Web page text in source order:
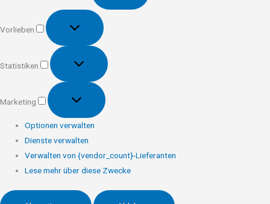
Vorlieben
Vorlieben
Statistiken
Statistiken
Marketing
Marketing
Optionen verwalten
Dienste verwalten
Verwalten von {vendor_count}-Lieferanten
Lese mehr über diese Zwecke